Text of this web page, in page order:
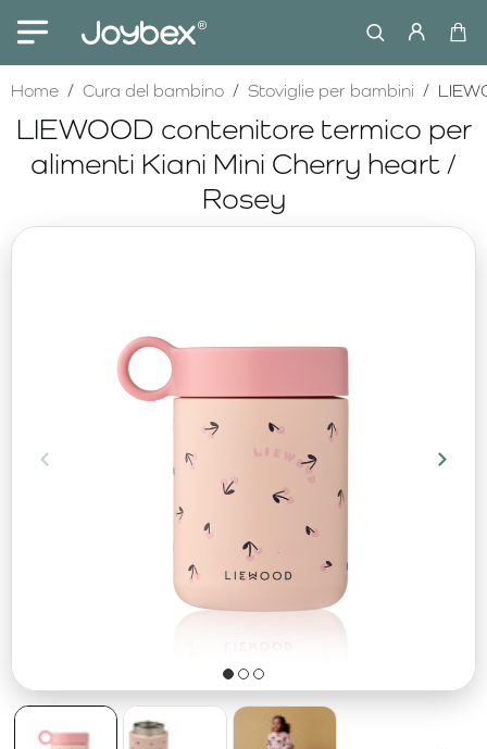
LIEWOOD contenitore termico per
alimenti Kiani Mini Cherry heart /
Rosey
HomehomeCura del bambino Stoviglie per bambini